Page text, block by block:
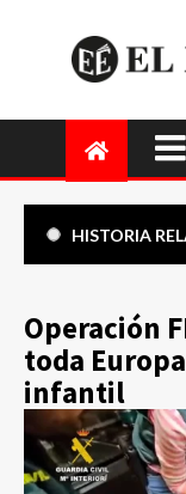
HISTORIA
Operación
toda
infantil